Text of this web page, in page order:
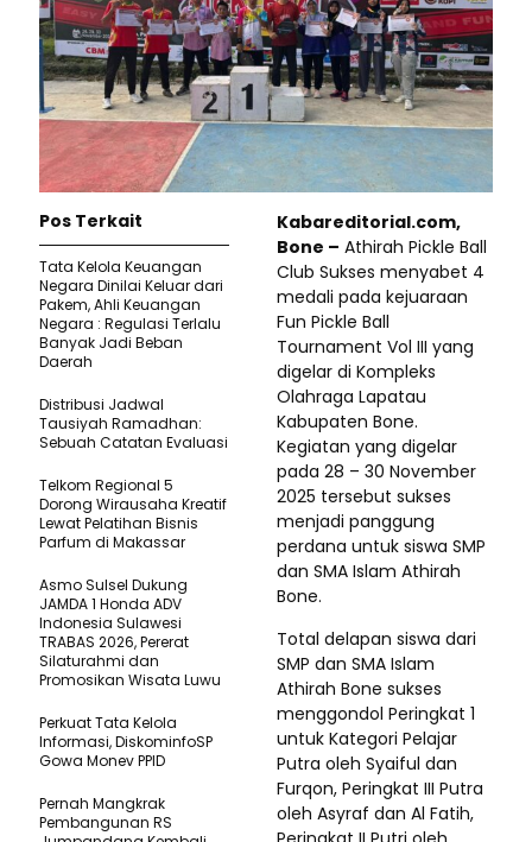
Kabareditorial.com,
Bone – Athirah Pickle Ball
Club Sukses menyabet 4
medali pada kejuaraan
Fun Pickle Ball
Tournament Vol III yang
digelar di Kompleks
Olahraga Lapatau
Kabupaten Bone.
Kegiatan yang digelar
pada 28 – 30 November
2025 tersebut sukses
menjadi panggung
perdana untuk siswa SMP
dan SMA Islam Athirah
Bone.
Total delapan siswa dari
SMP dan SMA Islam
Athirah Bone sukses
menggondol Peringkat 1
untuk Kategori Pelajar
Putra oleh Syaiful dan
Furqon, Peringkat III Putra
oleh Asyraf dan Al Fatih,
Pos Terkait
Tata Kelola Keuangan
Negara Dinilai Keluar dari
Pakem, Ahli Keuangan
Negara : Regulasi Terlalu
Banyak Jadi Beban
Daerah
Distribusi Jadwal
Tausiyah Ramadhan:
Sebuah Catatan Evaluasi
Telkom Regional 5
Dorong Wirausaha Kreatif
Lewat Pelatihan Bisnis
Parfum di Makassar
Asmo Sulsel Dukung
JAMDA 1 Honda ADV
Indonesia Sulawesi
TRABAS 2026, Pererat
Silaturahmi dan
Promosikan Wisata Luwu
Perkuat Tata Kelola
Informasi, DiskominfoSP
Gowa Monev PPID
Pernah Mangkrak
Pembangunan RS